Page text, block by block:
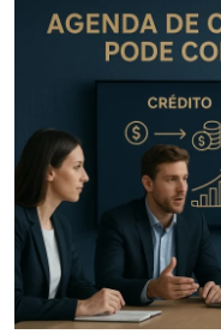
Câmbio
Crédito Empresarial
Newsletter
Radar Econômico
Sobre
GX explica